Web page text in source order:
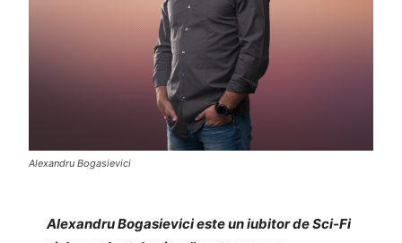
Alexandru Bogasievici
Alexandru Bogasievici este un iubitor de Sci-Fi